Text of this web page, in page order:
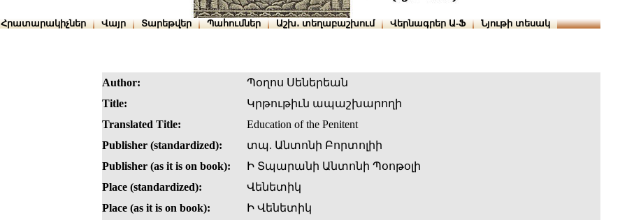
Հրատարակիչներ Վայր Տարեթվեր Պահումներ Աշխ․ տեղաբաշխում Վերնագրեր Ա-Ֆ Նյութի տեսակ
Author:
Պօղոս Սեներեան
Title:
Կրթութիւն ապաշխարողի
Translated Title:
Education of the Penitent
Publisher (standardized):
տպ. Անտոնի Բորտոլիի
Publisher (as it is on book):
Ի Տպարանի Անտոնի Պօոթօլի
Place (standardized):
Վենետիկ
Place (as it is on book):
Ի Վենետիկ